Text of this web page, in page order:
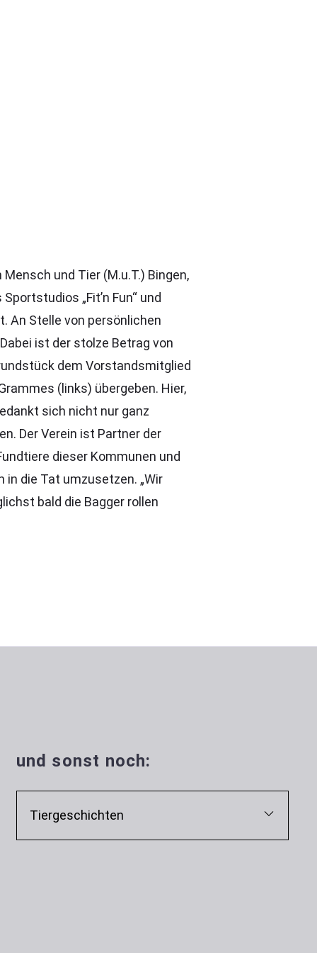
und Tier (M.u.T.) Bingen,
„Fit’n Fun“ und
An Stelle von persönlichen
ist der stolze Betrag von
dem Vorstandsmitglied
(links) übergeben. Hier,
sich nicht nur ganz
Der Verein ist Partner der
dieser Kommunen und
die Tat umzusetzen. „Wir
bald die Bagger rollen
und sonst noch:
Tiergeschichten